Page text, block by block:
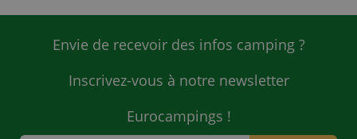
Envie de recevoir des infos camping ?
Inscrivez-vous à notre newsletter
Eurocampings !